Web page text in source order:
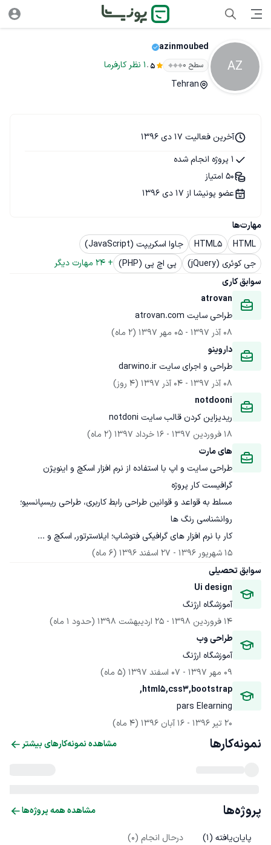
AZ
azinmoubed
سطح ۰ 5
.
1 نظر کارفرما
Tehran
مهارت‌ها
HTML
HTML5
جاوا اسکریپت (JavaScript)
جی کوئری (jQuery)
پی اچ پی (PHP) +
24 مهارت دیگر
سوابق کاری
atrovan
طراحی سایت atrovan.com
08 آذر 1397
- 05 مهر 1397
(2 ماه)
داروینو
طراحی و اجرای سایت darwino.ir
08 آذر 1397
- 04 آذر 1397
(4 روز)
notdooni
ریدیزاین کردن قالب سایت notdoni
18 فروردین 1397
- 16 خرداد 1397
(2 ماه)
های مارت
مسلط به قواعد و قوانین طراحی رابط کاربری، طراحی ریسپانسیو؛
کار با نرم افزار های گرافیکی فتوشاپ؛ ایلاسترتور, اسکچ و ...
15 شهریور 1396
- 27 اسفند 1396
(6 ماه)
سوابق تحصیلی
Ui design
آموزشگاه ارژنگ
14 فروردین 1398
- 25 اردیبهشت 1398
(حدود 1 ماه)
طراحی وب
آموزشگاه ارژنگ
09 مهر 1397
- 07 اسفند 1397
(5 ماه)
html5,css3,bootstrap,
pars Elearning
20 تیر 1396
- 16 آبان 1396 (4 ماه)
آخرین فعالیت 17 دی 1396
1 پروژه انجام شده
50 امتیاز
عضو پونیشا از 17 دی 1396
نمونه‌کارها مشاهده نمونه‌کارهای بیشتر
پروژه‌ها مشاهده همه پروژه‌ها
پایان‌یافته (1
) درحال انجام (0
)